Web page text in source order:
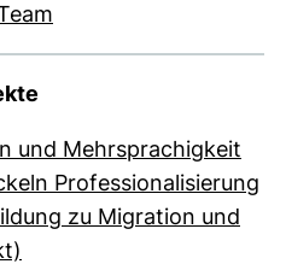
und Mehrsprachigkeit
Professionalisierung
zu Migration und